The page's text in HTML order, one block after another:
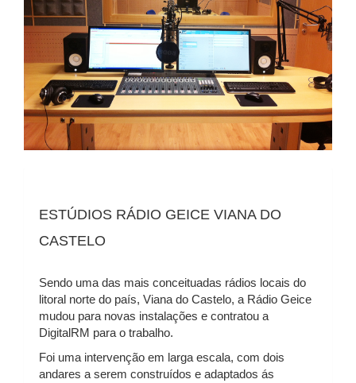
ESTÚDIOS RÁDIO GEICE VIANA DO
CASTELO
Sendo uma das mais conceituadas rádios locais do
litoral norte do país, Viana do Castelo, a Rádio Geice
mudou para novas instalações e contratou a
DigitalRM para o trabalho.
Foi uma intervenção em larga escala, com dois
andares a serem construídos e adaptados ás